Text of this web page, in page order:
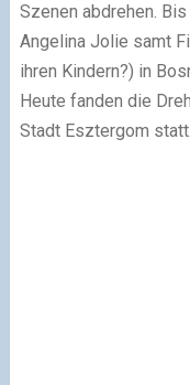
Szenen abdrehen.
Angelina Jolie samt
ihren Kindern?) in
Heute fanden die
Stadt Esztergom statt.